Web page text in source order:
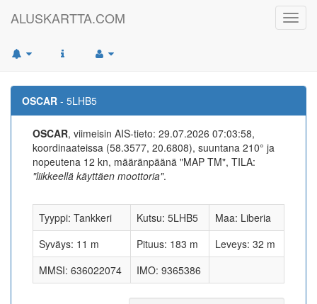
ALUSKARTTA.COM
OSCAR - 5LHB5
OSCAR, viimeisin AIS-tieto: 29.07.2026 07:03:58,
koordinaateissa (58.3577, 20.6808), suuntana 210° ja
nopeutena 12 kn, määränpäänä "MAP TM", TILA:
"liikkeellä käyttäen moottoria".
Tyyppi: Tankkeri Kutsu: 5LHB5
Maa: Liberia
Syväys: 11 m
Pituus: 183 m
Leveys: 32 m
MMSI: 636022074
IMO: 9365386